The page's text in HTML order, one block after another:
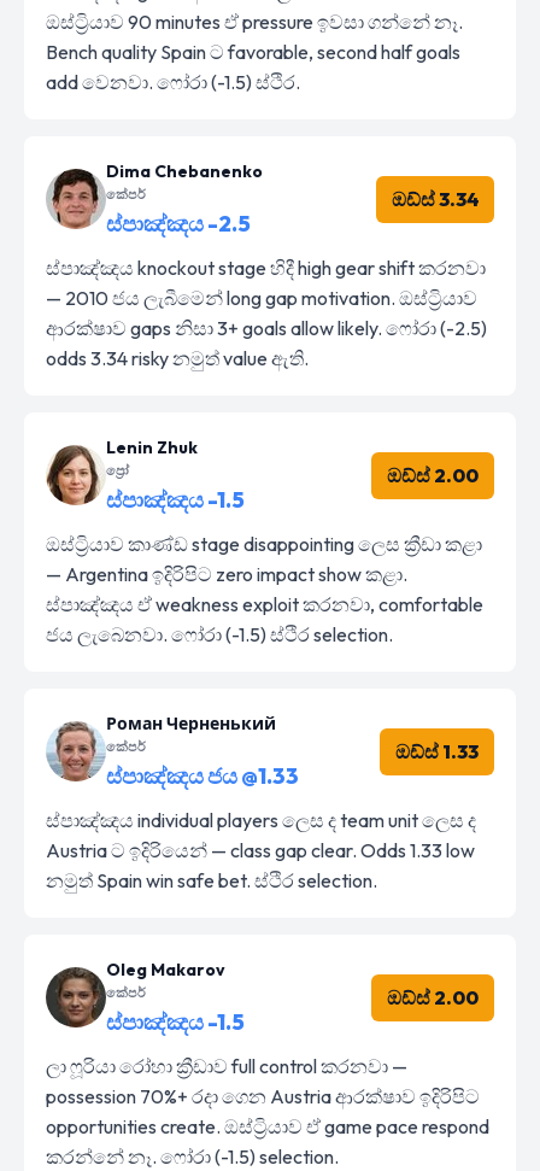
ඔස්ට්‍රියාව 90 minutes ඒ pressure ඉවසා ගන්නේ නෑ.
Bench quality Spain ට favorable, second half goals
add වෙනවා. ෆෝරා (-1.5) ස්ථිර.
Dima Chebanenko
කේපර්
ස්පාඤ්ඤය -2.5
ඔඩ්ස් 3.34
ස්පාඤ්ඤය knockout stage හිදී high gear shift කරනවා
— 2010 ජය ලැබීමෙන් long gap motivation. ඔස්ට්‍රියාව
ආරක්ෂාව gaps නිසා 3+ goals allow likely. ෆෝරා (-2.5)
odds 3.34 risky නමුත් value ඇති.
Lenin Zhuk
ප්‍රෝ
ස්පාඤ්ඤය -1.5
ඔඩ්ස් 2.00
ඔස්ට්‍රියාව කාණ්ඩ stage disappointing ලෙස ක්‍රීඩා කළා
— Argentina ඉදිරිපිට zero impact show කළා.
ස්පාඤ්ඤය ඒ weakness exploit කරනවා, comfortable
ජය ලැබෙනවා. ෆෝරා (-1.5) ස්ථිර selection.
Роман Черненький
කේපර්
ස්පාඤ්ඤය ජය @1.33
ඔඩ්ස් 1.33
ස්පාඤ්ඤය individual players ලෙස ද team unit ලෙස ද
Austria ට ඉදිරියෙන් — class gap clear. Odds 1.33 low
නමුත් Spain win safe bet. ස්ථිර selection.
Oleg Makarov
කේපර්
ස්පාඤ්ඤය -1.5
ඔඩ්ස් 2.00
ලා ෆූරියා රෝහා ක්‍රීඩාව full control කරනවා —
possession 70%+ රදා ගෙන Austria ආරක්ෂාව ඉදිරිපිට
opportunities create. ඔස්ට්‍රියාව ඒ game pace respond
කරන්නේ නෑ. ෆෝරා (-1.5) selection.